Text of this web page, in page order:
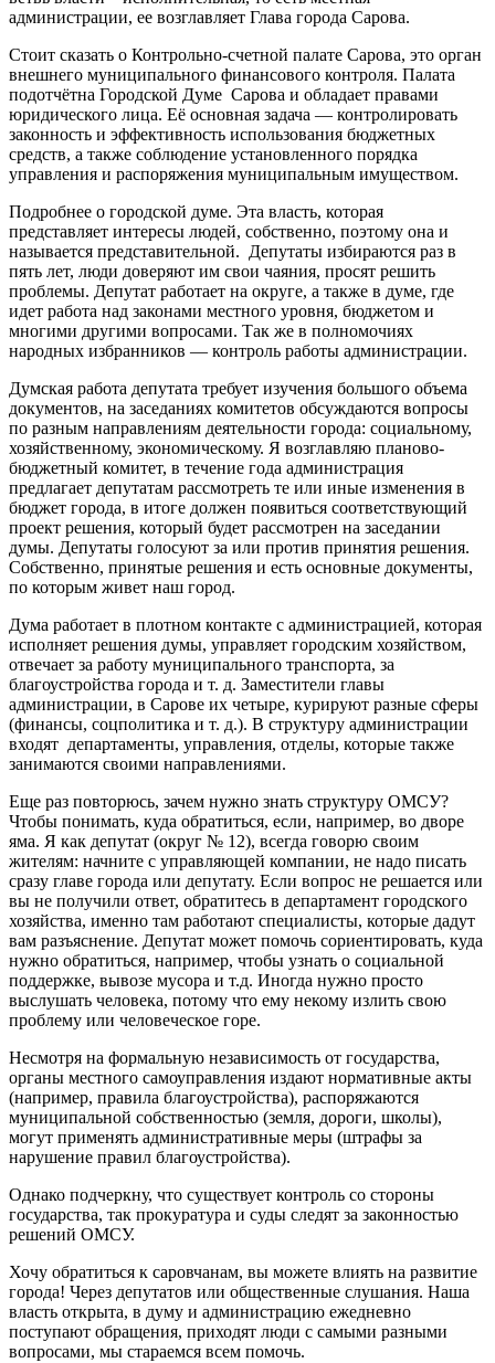
администрации, ее возглавляет Глава города Сарова.
Стоит сказать о Контрольно-счетной палате Сарова, это орган
внешнего муниципального финансового контроля. Палата
подотчётна Городской Думе Сарова и обладает правами
юридического лица. Её основная задача — контролировать
законность и эффективность использования бюджетных
средств, а также соблюдение установленного порядка
управления и распоряжения муниципальным имуществом.
Подробнее о городской думе. Эта власть, которая
представляет интересы людей, собственно, поэтому она и
называется представительной. Депутаты избираются раз в
пять лет, люди доверяют им свои чаяния, просят решить
проблемы. Депутат работает на округе, а также в думе, где
идет работа над законами местного уровня, бюджетом и
многими другими вопросами. Так же в полномочиях
народных избранников — контроль работы администрации.
Думская работа депутата требует изучения большого объема
документов, на заседаниях комитетов обсуждаются вопросы
по разным направлениям деятельности города: социальному,
хозяйственному, экономическому. Я возглавляю планово-
бюджетный комитет, в течение года администрация
предлагает депутатам рассмотреть те или иные изменения в
бюджет города, в итоге должен появиться соответствующий
проект решения, который будет рассмотрен на заседании
думы. Депутаты голосуют за или против принятия решения.
Собственно, принятые решения и есть основные документы,
по которым живет наш город.
Дума работает в плотном контакте с администрацией, которая
исполняет решения думы, управляет городским хозяйством,
отвечает за работу муниципального транспорта, за
благоустройства города и т. д. Заместители главы
администрации, в Сарове их четыре, курируют разные сферы
(финансы, соцполитика и т. д.). В структуру администрации
входят департаменты, управления, отделы, которые также
занимаются своими направлениями.
Еще раз повторюсь, зачем нужно знать структуру ОМСУ?
Чтобы понимать, куда обратиться, если, например, во дворе
яма. Я как депутат (округ № 12), всегда говорю своим
жителям: начните с управляющей компании, не надо писать
сразу главе города или депутату. Если вопрос не решается или
вы не получили ответ, обратитесь в департамент городского
хозяйства, именно там работают специалисты, которые дадут
вам разъяснение. Депутат может помочь сориентировать, куда
нужно обратиться, например, чтобы узнать о социальной
поддержке, вывозе мусора и т.д. Иногда нужно просто
выслушать человека, потому что ему некому излить свою
проблему или человеческое горе.
Несмотря на формальную независимость от государства,
органы местного самоуправления издают нормативные акты
(например, правила благоустройства), распоряжаются
муниципальной собственностью (земля, дороги, школы),
могут применять административные меры (штрафы за
нарушение правил благоустройства).
Однако подчеркну, что существует контроль со стороны
государства, так прокуратура и суды следят за законностью
решений ОМСУ.
Хочу обратиться к саровчанам, вы можете влиять на развитие
города! Через депутатов или общественные слушания. Наша
власть открыта, в думу и администрацию ежедневно
поступают обращения, приходят люди с самыми разными
вопросами, мы стараемся всем помочь.